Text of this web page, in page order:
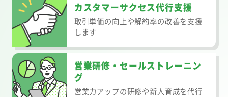
カスタマーサクセス代行支援
取引単価の向上や解約率の改善を支援
します
営業研修・セールストレーニン
グ
営業力アップの研修や新人育成を代行